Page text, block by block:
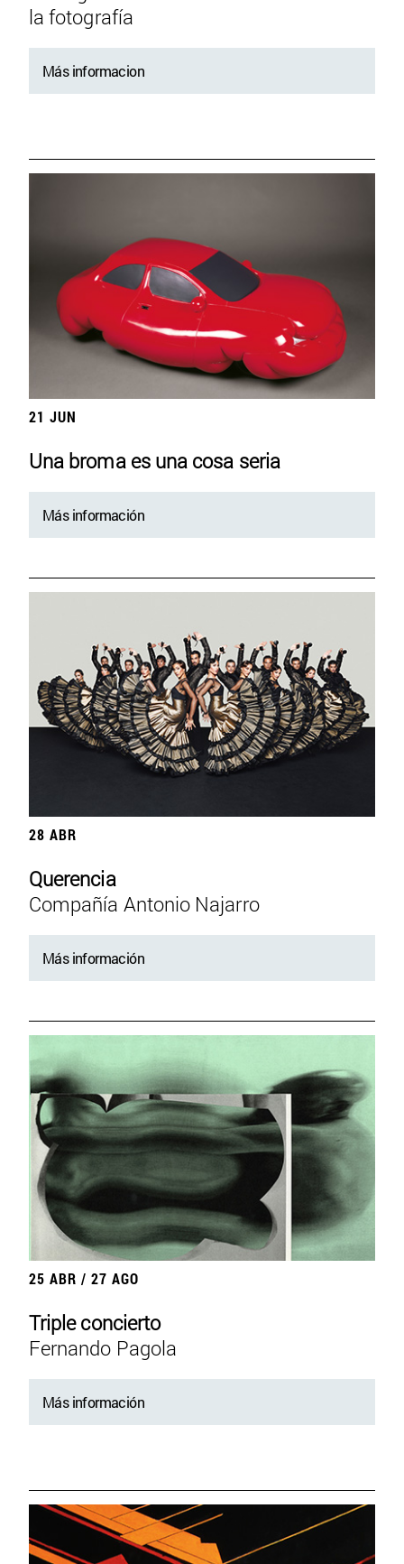
la fotografía
Más informacion
21 JUN
Una broma es una cosa seria
Más información
28 ABR
Querencia
Compañía Antonio Najarro
Más información
25 ABR / 27 AGO
Triple concierto
Fernando Pagola
Más información